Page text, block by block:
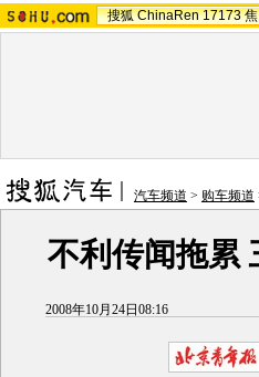
搜狐 ChinaRen 17173
汽车频道 > 购车频道
不利传闻拖累
2008年10月24日08:16